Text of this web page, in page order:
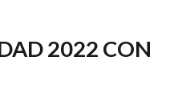
2022 CON